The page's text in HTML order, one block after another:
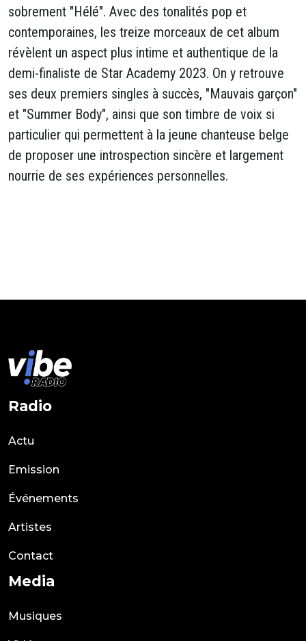
sobrement "Hélé". Avec des tonalités pop et
contemporaines, les treize morceaux de cet album
révèlent un aspect plus intime et authentique de la
demi-finaliste de Star Academy 2023. On y retrouve
ses deux premiers singles à succès, "Mauvais garçon"
et "Summer Body", ainsi que son timbre de voix si
particulier qui permettent à la jeune chanteuse belge
de proposer une introspection sincère et largement
nourrie de ses expériences personnelles.
Radio
Actu
Emission
Événements
Artistes
Contact
Media
Musiques